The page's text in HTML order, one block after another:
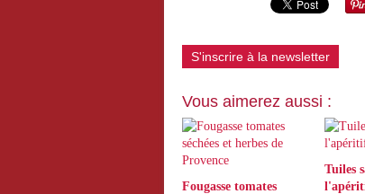
S'inscrire à la newsletter
Vous aimerez aussi :
Fougasse tomates
Tuiles